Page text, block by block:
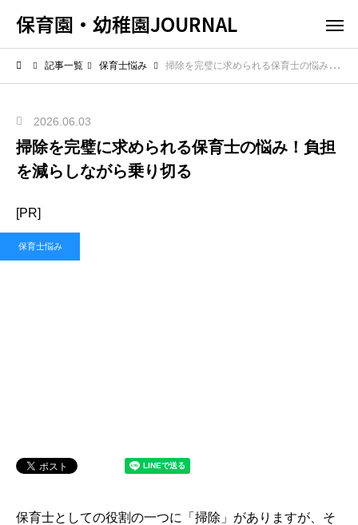
保育園・幼稚園JOURNAL
記事一覧 保育士悩み 掃除を完璧に求められる保育士の悩み！負担を減らしながら乗り切る
2026.06.03
掃除を完璧に求められる保育士の悩み！負担
を減らしながら乗り切る
[PR]
保育士悩み
保育士としての役割の一つに「掃除」がありますが、そ